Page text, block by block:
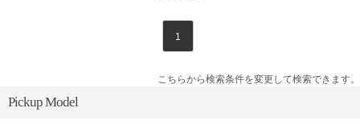
1
こちらから検索条件を変更して検索できます。
Pickup Model